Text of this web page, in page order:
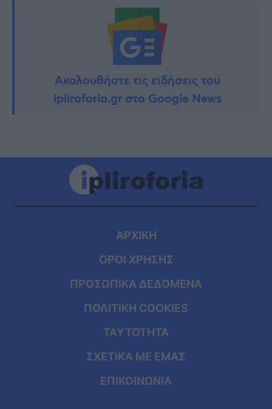
Ακολουθήστε τις ειδήσεις του
ipliroforia.gr στο Google News
ΑΡΧΙΚΗ
ΟΡΟΙ ΧΡΗΣΗΣ
ΠΡΟΣΩΠΙΚΑ ΔΕΔΟΜΕΝΑ
ΠΟΛΙΤΙΚΗ COOKIES
ΤΑΥΤΟΤΗΤΑ
ΣΧΕΤΙΚΑ ΜΕ ΕΜΑΣ
ΕΠΙΚΟΙΝΩΝΙΑ